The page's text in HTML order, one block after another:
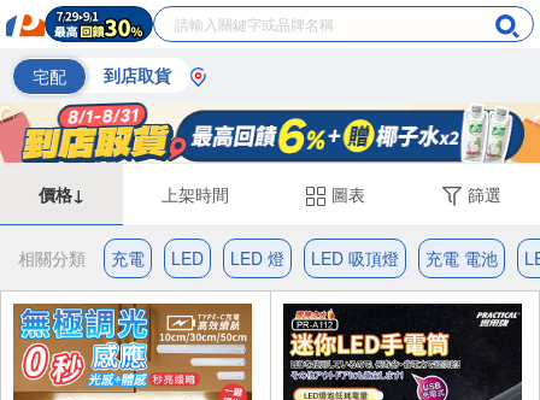
宅配 到店取貨
價格↓ 上架時間 圖表 篩選
相關分類 充電 LED LED 燈 LED 吸頂燈 充電 電池